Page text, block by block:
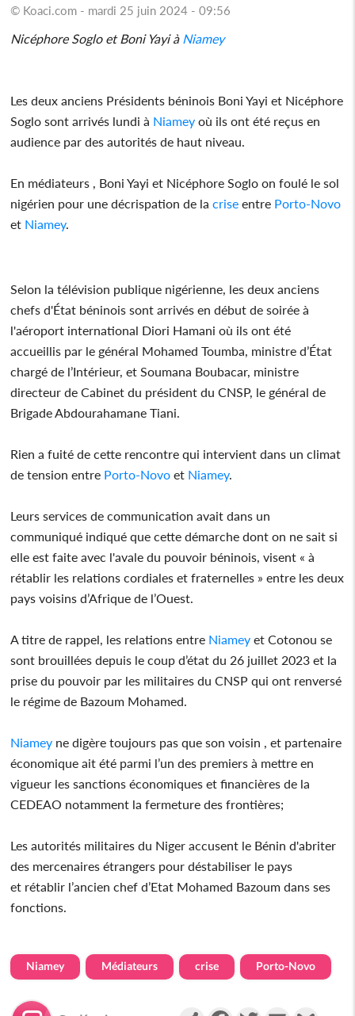
© Koaci.com - mardi 25 juin 2024 - 09:56
Nicéphore Soglo et Boni Yayi à Niamey
Les deux anciens Présidents béninois Boni Yayi et Nicéphore
Soglo sont arrivés lundi à Niamey où ils ont été reçus en
audience par des autorités de haut niveau.
En médiateurs , Boni Yayi et Nicéphore Soglo on foulé le sol
nigérien pour une décrispation de lacrise entre Porto-Novo
et Niamey.
Selon la télévision publique nigérienne, les deux anciens
chefs d'État béninois sont arrivés en début de soirée à
l'aéroport international Diori Hamani où ils ont été
accueillis par le général Mohamed Toumba, ministre d’État
chargé de l’Intérieur, et Soumana Boubacar, ministre
directeur de Cabinet du président du CNSP, le général de
Brigade Abdourahamane Tiani.
Rien a fuité de cette rencontre qui intervient dans un climat
de tension entre Porto-Novo et Niamey.
Leurs services de communication avait dans un
communiqué indiqué que cette démarche dont on ne sait si
elle est faite avec l'avale du pouvoir béninois, visent « à
rétablir les relations cordiales et fraternelles » entre les deux
pays voisins d’Afrique de l’Ouest.
A titre de rappel, les relations entre Niamey et Cotonou se
sont brouillées depuis le coup d’état du 26 juillet 2023 et la
prise du pouvoir par les militaires du CNSP qui ont renversé
le régime de Bazoum Mohamed.
Niamey ne digère toujours pas que son voisin , et partenaire
économique ait été parmi l’un des premiers à mettre en
vigueur les sanctions économiques et financières de la
CEDEAO notamment la fermeture des frontières;
Les autorités militaires du Niger accusent le Bénin d'abriter
des mercenaires étrangers pour déstabiliser le pays
et rétablir l’ancien chef d’Etat Mohamed Bazoum dans ses
fonctions.
Niamey Médiateurs crise Porto-Novo
PartagerFacebookTwitterEmail